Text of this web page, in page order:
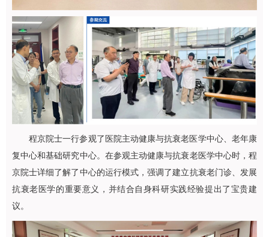
程京院士一行参观了医院主动健康与抗衰老医学中心、老年康
复中心和基础研究中心。在参观主动健康与抗衰老医学中心时，程
京院士详细了解了中心的运行模式，强调了建立抗衰老门诊、发展
抗衰老医学的重要意义，并结合自身科研实践经验提出了宝贵建
议。